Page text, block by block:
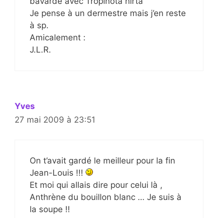
Je pense à un dermestre mais j’en reste
à sp.
Amicalement :
J.L.R.
Yves
27 mai 2009 à 23:51
On t’avait gardé le meilleur pour la fin
Jean-Louis !!!
Et moi qui allais dire pour celui là ,
Anthrène du bouillon blanc … Je suis à
la soupe !!